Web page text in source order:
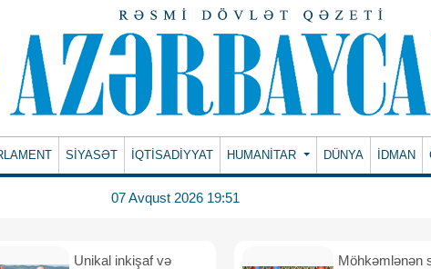
SİYASƏT İQTİSADİYYAT HUMANITAR DÜNYA İDMAN
07 Avqust 2026 19:51
Unikal inkişaf və
Möhkəmlənən